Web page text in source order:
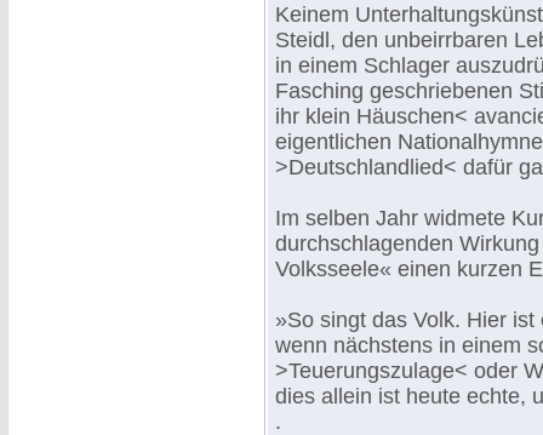
Keinem
Steidl, den unbeirrbaren
in einem Schlager
Fasching geschriebenen
ihr klein Häuschen<
eigentlichen
>Deutschlandlied< dafür
Im selben Jahr widmete
durchschlagenden
Volksseele« einen kurzen
»So singt das Volk. Hier
wenn nächstens in einem
>Teuerungszulage< oder
dies allein ist heute echte,
.